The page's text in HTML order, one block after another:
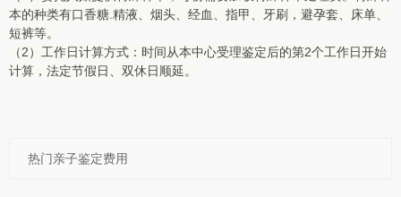
本的种类有口香糖.精液、烟头、经血、指甲、牙刷，避孕套、床单、
短裤等。
（2）工作日计算方式：时间从本中心受理鉴定后的第2个工作日开始
计算，法定节假日、双休日顺延。
热门亲子鉴定费用